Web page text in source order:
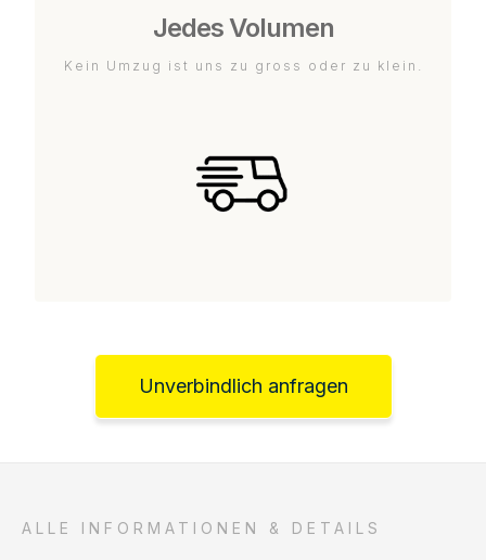
Jedes Volumen
Kein Umzug ist uns zu gross oder zu klein.
Unverbindlich anfragen
ALLE INFORMATIONEN & DETAILS